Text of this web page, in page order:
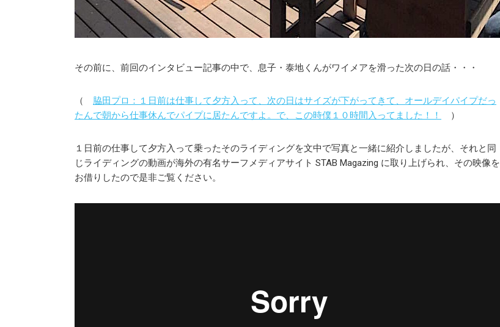
その前に、前回のインタビュー記事の中で、息子・泰地くんがワイメアを滑った次の日の話・・・
（ 脇田プロ：１日前は仕事して夕方入って、次の日はサイズが下がってきて、オールデイパイプだっ
たんで朝から仕事休んでパイプに居たんですよ。で、この時僕１０時間入ってました！！
）
１日前の仕事して夕方入って乗ったそのライディングを文中で写真と一緒に紹介しましたが、それと同
じライディングの動画が海外の有名サーフメディアサイト STAB Magazing に取り上げられ、その映像を
お借りしたので是非ご覧ください。